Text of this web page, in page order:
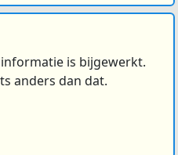
is bijgewerkt.
anders dan dat.